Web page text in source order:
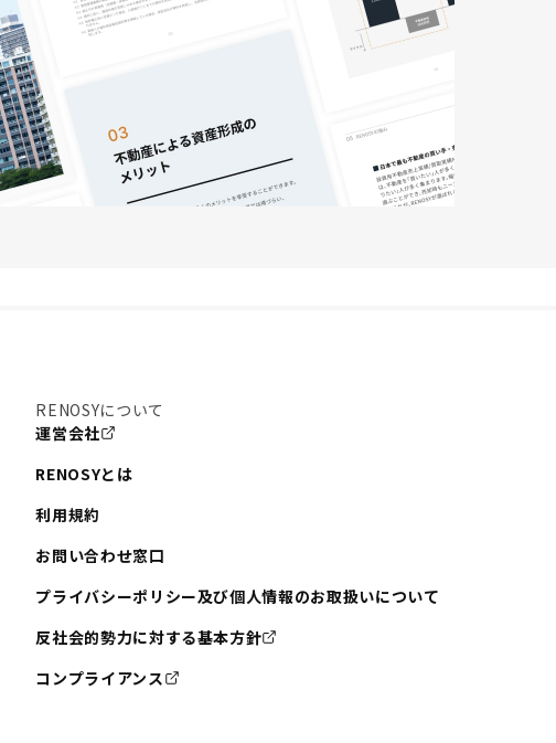
RENOSYについて
運営会社
RENOSYとは
利用規約
お問い合わせ窓口
プライバシーポリシー及び個人情報のお取扱いについて
反社会的勢力に対する基本方針
コンプライアンス